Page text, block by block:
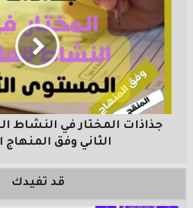
جذاذات المختار في النشاط
الثاني وفق المنهاج
قد تفيدك